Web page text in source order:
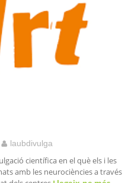
laubdivulga
científica en el què els i les
amb les neurociències a través